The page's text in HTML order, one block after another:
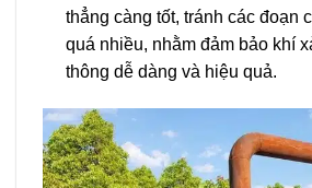
thẳng càng tốt, tránh các đoạn
quá nhiều, nhằm đảm bảo khí
thông dễ dàng và hiệu quả.